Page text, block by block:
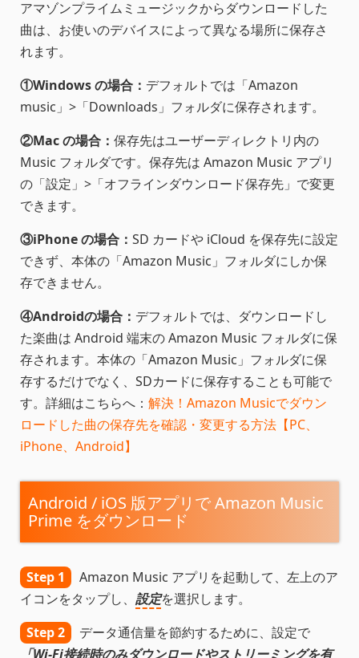
アマゾンプライムミュージックからダウンロードした
曲は、お使いのデバイスによって異なる場所に保存さ
れます。
①Windows の場合： デフォルトでは「Amazon
music」>「Downloads」フォルダに保存されます。
②Mac の場合： 保存先はユーザーディレクトリ内の
Music フォルダです。保存先は Amazon Music アプリ
の「設定」>「オフラインダウンロード保存先」で変更
できます。
③iPhone の場合： SD カードや iCloud を保存先に設定
できず、本体の「Amazon Music」フォルダにしか保
存できません。
④Androidの場合： デフォルトでは、ダウンロードし
た楽曲は Android 端末の Amazon Music フォルダに保
存されます。本体の「Amazon Music」フォルダに保
存するだけでなく、SDカードに保存することも可能で
す。詳細はこちらへ： 解決！Amazon Musicでダウン
ロードした曲の保存先を確認・変更する方法【PC、
iPhone、Android】
Android / iOS 版アプリで Amazon Music
Prime をダウンロード
Step 1
Amazon Music アプリを起動して、左上のア
イコンをタップし、 設定を選択します。
Step 2
データ通信量を節約するために、設定で
「Wi-Fi接続時のみダウンロードやストリーミングを有